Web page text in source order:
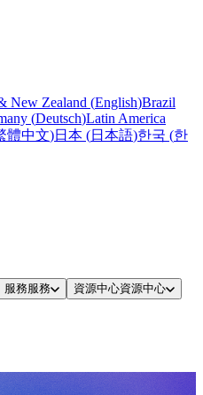
New Zealand (English)Brazil
(Deutsch)Latin America
體中文)日本 (日本語)한국 (한
服務服務 資源中心資源中心